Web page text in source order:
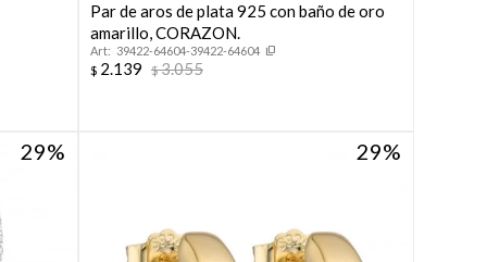
Par de aros de plata 925 con baño de oro
amarillo, CORAZON.
39422-64604-39422-64604
$ 2.139 $3.055
29 29